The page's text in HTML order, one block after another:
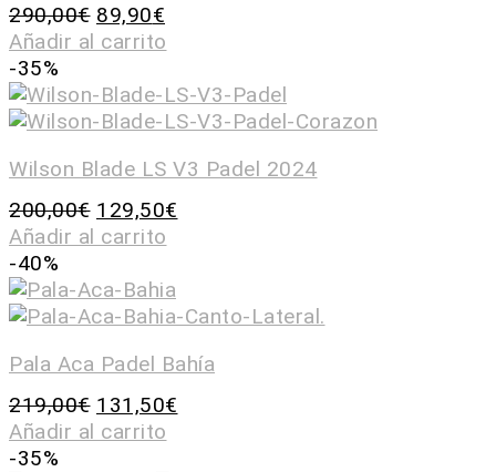
290,00€ 89,90€
Añadir al carrito
-35%
Wilson Blade LS V3 Padel 2024
200,00€ 129,50€
Añadir al carrito
-40%
Pala Aca Padel Bahía
219,00€ 131,50€
Añadir al carrito
-35%